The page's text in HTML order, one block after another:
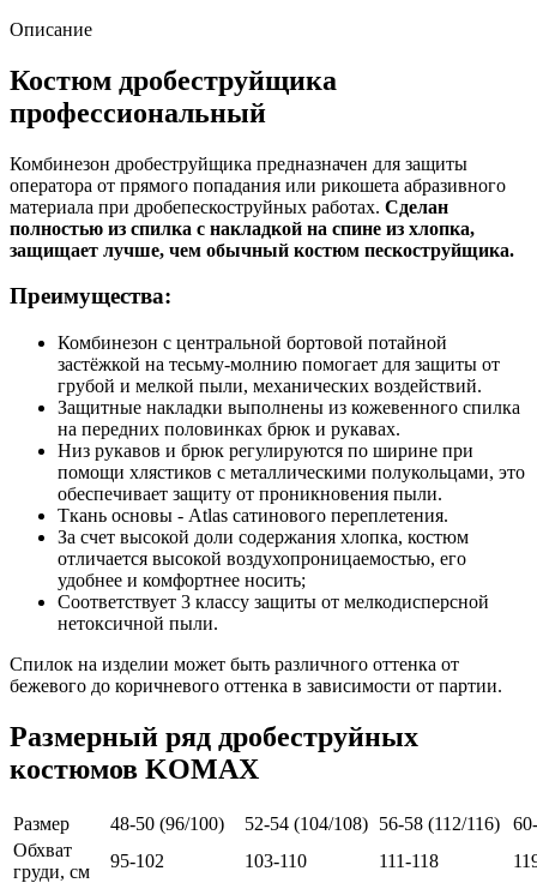
Описание
Костюм дробеструйщика
профессиональный
Комбинезон дробеструйщика предназначен для защиты
оператора от прямого попадания или рикошета абразивного
материала при дробепескоструйных работах. Сделан
полностью из спилка с накладкой на спине из хлопка,
защищает лучше, чем обычный костюм пескоструйщика.
Преимущества:
Комбинезон с центральной бортовой потайной
застёжкой на тесьму-молнию помогает для защиты от
грубой и мелкой пыли, механических воздействий.
Защитные накладки выполнены из кожевенного спилка
на передних половинках брюк и рукавах.
Низ рукавов и брюк регулируются по ширине при
помощи хлястиков с металлическими полукольцами, это
обеспечивает защиту от проникновения пыли.
Ткань основы - Atlas сатинового переплетения.
За счет высокой доли содержания хлопка, костюм
отличается высокой воздухопроницаемостью, его
удобнее и комфортнее носить;
Соответствует 3 классу защиты от мелкодисперсной
нетоксичной пыли.
Спилок на изделии может быть различного оттенка от
бежевого до коричневого оттенка в зависимости от партии.
Размерный ряд дробеструйных
костюмов KOMAX
Размер 48-50 (96/100) 52-54 (104/108) 56-58 (112/116)
Обхват
груди, см
95-102 103-110 111-118